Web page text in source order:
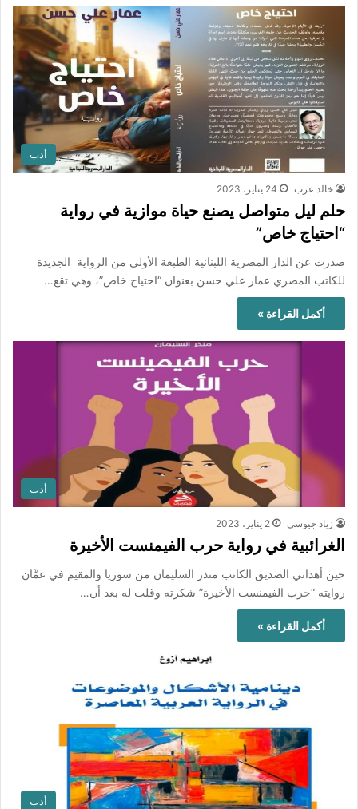
أدب
خالد عزب 24 يناير، 2023
حلم ليل متواصل يصنع حياة موازية في رواية
“احتياج خاص”
صدرت عن الدار المصرية اللبنانية الطبعة الأولى من الرواية الجديدة
للكاتب المصري عمار علي حسن بعنوان “احتياج خاص”، وهي تقع…
أكمل القراءة »
أدب
زياد جيوسي 2 يناير، 2023
الغرائبية في رواية حرب الفيمنست الأخيرة
حين أهداني الصديق الكاتب منذر السليمان من سوريا والمقيم في عمَّان
روايته “حرب الفيمنست الأخيرة” شكرته وقلت له بعد أن…
أكمل القراءة »
أدب